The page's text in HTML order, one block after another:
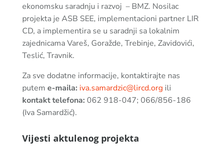
ekonomsku saradnju i razvoj – BMZ. Nosilac
projekta je ASB SEE, implementacioni partner LIR
CD, a implementira se u saradnji sa lokalnim
zajednicama Vareš, Goražde, Trebinje, Zavidovići,
Teslić, Travnik.
Za sve dodatne informacije, kontaktirajte nas
putem e-maila: iva.samardzic@lircd.orgili
kontakt telefona: 062 918-047; 066/856-186
(Iva Samardžić).
Vijesti aktulenog projekta